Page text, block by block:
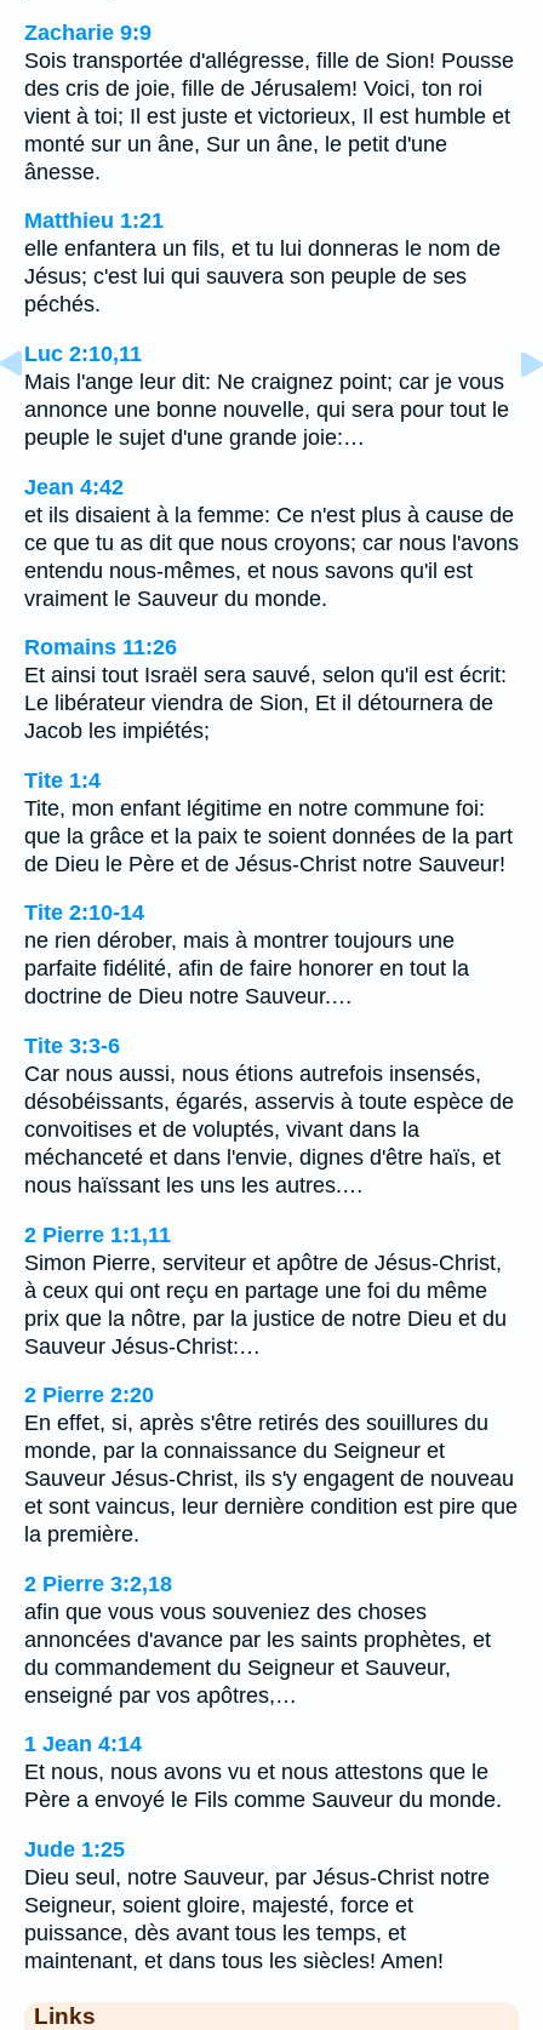
Zacharie 9:9
Sois transportée d'allégresse, fille de Sion! Pousse
des cris de joie, fille de Jérusalem! Voici, ton roi
vient à toi; Il est juste et victorieux, Il est humble et
monté sur un âne, Sur un âne, le petit d'une
ânesse.
Matthieu 1:21
elle enfantera un fils, et tu lui donneras le nom de
Jésus; c'est lui qui sauvera son peuple de ses
péchés.
Luc 2:10,11
Mais l'ange leur dit: Ne craignez point; car je vous
annonce une bonne nouvelle, qui sera pour tout le
peuple le sujet d'une grande joie:…
Jean 4:42
et ils disaient à la femme: Ce n'est plus à cause de
ce que tu as dit que nous croyons; car nous l'avons
entendu nous-mêmes, et nous savons qu'il est
vraiment le Sauveur du monde.
Romains 11:26
Et ainsi tout Israël sera sauvé, selon qu'il est écrit:
Le libérateur viendra de Sion, Et il détournera de
Jacob les impiétés;
Tite 1:4
Tite, mon enfant légitime en notre commune foi:
que la grâce et la paix te soient données de la part
de Dieu le Père et de Jésus-Christ notre Sauveur!
Tite 2:10-14
ne rien dérober, mais à montrer toujours une
parfaite fidélité, afin de faire honorer en tout la
doctrine de Dieu notre Sauveur.…
Tite 3:3-6
Car nous aussi, nous étions autrefois insensés,
désobéissants, égarés, asservis à toute espèce de
convoitises et de voluptés, vivant dans la
méchanceté et dans l'envie, dignes d'être haïs, et
nous haïssant les uns les autres.…
2 Pierre 1:1,11
Simon Pierre, serviteur et apôtre de Jésus-Christ,
à ceux qui ont reçu en partage une foi du même
prix que la nôtre, par la justice de notre Dieu et du
Sauveur Jésus-Christ:…
2 Pierre 2:20
En effet, si, après s'être retirés des souillures du
monde, par la connaissance du Seigneur et
Sauveur Jésus-Christ, ils s'y engagent de nouveau
et sont vaincus, leur dernière condition est pire que
la première.
2 Pierre 3:2,18
afin que vous vous souveniez des choses
annoncées d'avance par les saints prophètes, et
du commandement du Seigneur et Sauveur,
enseigné par vos apôtres,…
1 Jean 4:14
Et nous, nous avons vu et nous attestons que le
Père a envoyé le Fils comme Sauveur du monde.
Jude 1:25
Dieu seul, notre Sauveur, par Jésus-Christ notre
Seigneur, soient gloire, majesté, force et
puissance, dès avant tous les temps, et
maintenant, et dans tous les siècles! Amen!
Links